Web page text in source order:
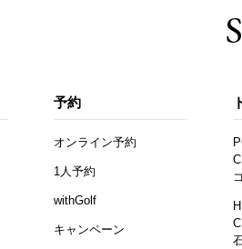
予約
オンライン予約
1人予約
withGolf
キャンペーン